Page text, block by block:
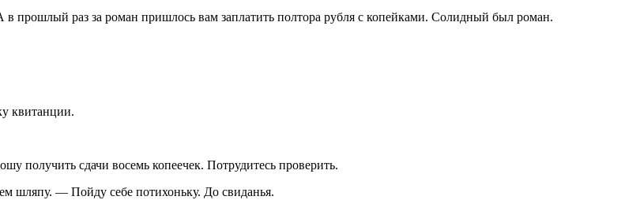
раз за роман пришлось вам заплатить полтора рубля с копейками. Солидный был роман.
квитанции.
получить сдачи восемь копеечек. Потрудитесь проверить.
шляпу. — Пойду себе потихоньку. До свиданья.